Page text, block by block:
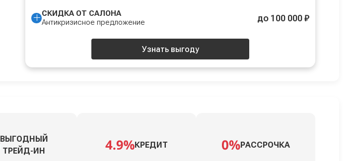
СКИДКА ОТ САЛОНА
Антикризисное предложение
до 100 000 ₽
Узнать выгоду
ВЫГОДНЫЙ
ТРЕЙД-ИН
КРЕДИТ РАССРОЧКА